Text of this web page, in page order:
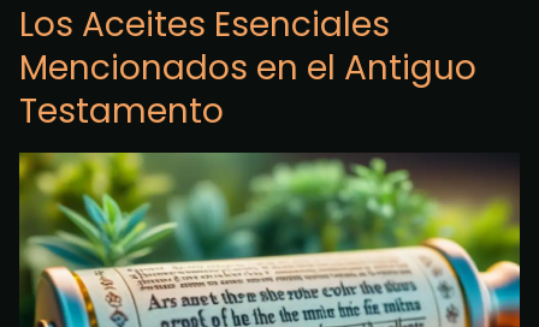
Los Aceites Esenciales
Mencionados en el Antiguo
Testamento